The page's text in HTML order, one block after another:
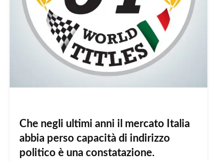
Che negli ultimi anni il mercato Italia
abbia perso capacità di indirizzo
politico è una constatazione.